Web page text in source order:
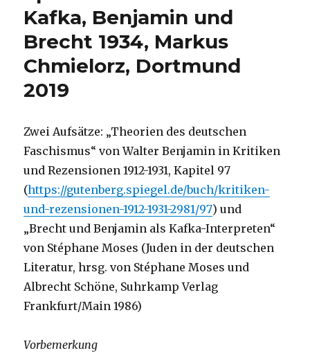
Kafka, Benjamin und
Brecht 1934, Markus
Chmielorz, Dortmund
2019
Zwei Aufsätze: „Theorien des deutschen
Faschismus“ von Walter Benjamin in Kritiken
und Rezensionen 1912-1931, Kapitel 97
(https://gutenberg.spiegel.de/buch/kritiken-
und-rezensionen-1912-1931-2981/97) und
„Brecht und Benjamin als Kafka-Interpreten“
von Stéphane Moses (Juden in der deutschen
Literatur, hrsg. von Stéphane Moses und
Albrecht Schöne, Suhrkamp Verlag
Frankfurt/Main 1986)
Vorbemerkung